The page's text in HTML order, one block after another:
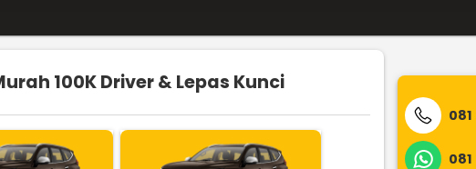
100K Driver & Lepas Kunci